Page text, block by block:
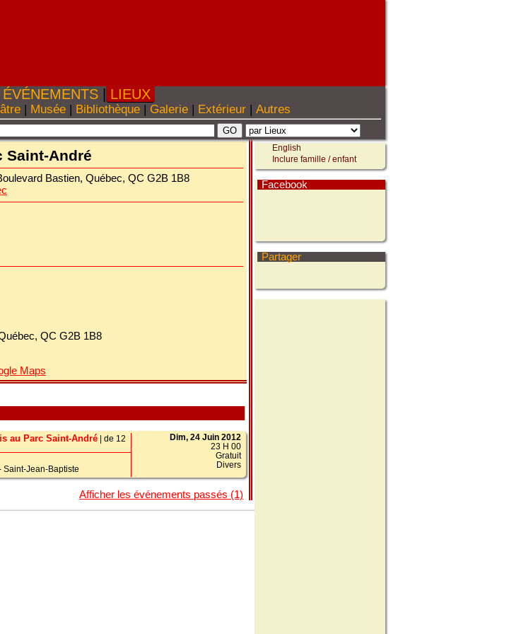
LIEUX
| Musée | Bibliothèque | Galerie | Extérieur | Autres
English
Inclure famille / enfant
Facebook
Partager
Saint-André
Bastien, Québec, QC G2B 1B8
QC G2B 1B8
Maps
Dim, 24 Juin 2012
23 H 00
Gratuit
Divers
au Parc Saint-André | de 12
Saint-Jean-Baptiste
Afficher les événements passés (1)